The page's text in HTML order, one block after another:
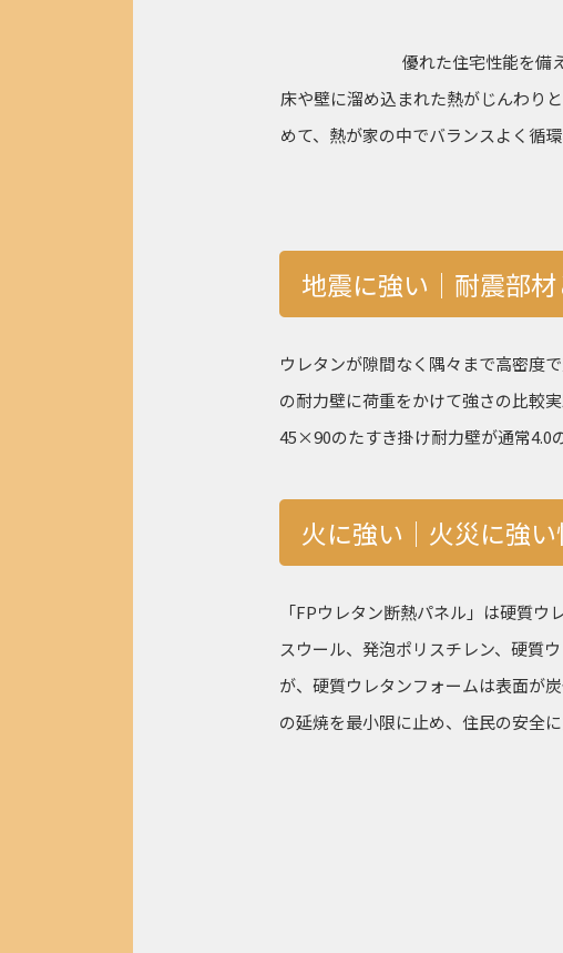
優れた住宅性能を備
床や壁に溜め込まれた熱がじんわり
めて、熱が家の中でバランスよく循
地震に強い│耐震部材
ウレタンが隙間なく隅々まで高密度
の耐力壁に荷重をかけて強さの比較
45×90のたすき掛け耐力壁が通常4.0
火に強い│火災に強い
「FPウレタン断熱パネル」は硬質
スウール、発泡ポリスチレン、硬質
が、硬質ウレタンフォームは表面が
の延焼を最小限に止め、住民の安全